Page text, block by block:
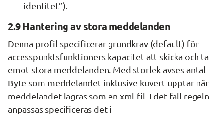
identitet”).
2.9 Hantering av stora meddelanden
Denna profil specificerar grundkrav (default) för
accesspunktsfunktioners kapacitet att skicka och ta
emot stora meddelanden. Med storlek avses antal
Byte som meddelandet inklusive kuvert upptar när
meddelandet lagras som en xml-fil. I det fall regeln
anpassas specificeras det i